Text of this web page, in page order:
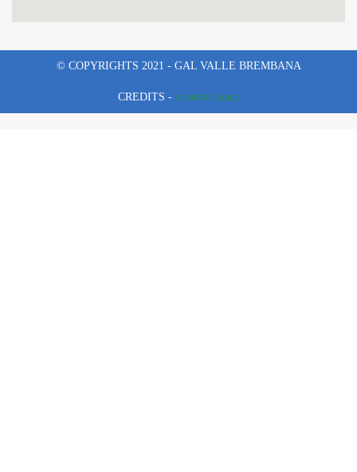
© COPYRIGHTS 2021 - GAL VALLE BREMBANA
CREDITS - COMUNE FACILE